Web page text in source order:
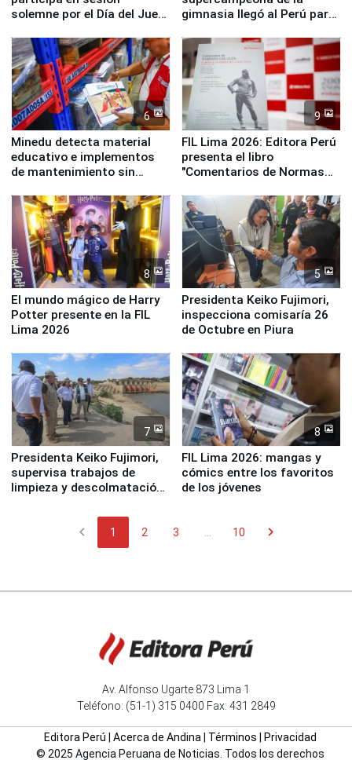
solemne por el Día del Juez
gimnasia llegó al Perú para
Panamericanos Lima 2027
6
Minedu detecta material
educativo e implementos
de mantenimiento sin
la UGEL 2
9
FIL Lima 2026: Editora Perú
presenta el libro
"Comentarios de Normas
Derecho Colectivo"
8
El mundo mágico de Harry
Potter presente en la FIL
Lima 2026
5
Presidenta Keiko Fujimori,
inspecciona comisaría 26
de Octubre en Piura
7
Presidenta Keiko Fujimori,
supervisa trabajos de
limpieza y descolmatación
8
FIL Lima 2026: mangas y
cómics entre los favoritos
de los jóvenes
chevron_left 1 2 3 ... 10 chevron_right
Av. Alfonso Ugarte 873 Lima 1
Teléfono: (51-1) 315 0400 Fax: 431 2849
Editora Perú Acerca de Andina| Términos
Privacidad
© 2025 Agencia Peruana de Noticias. Todos los derechos